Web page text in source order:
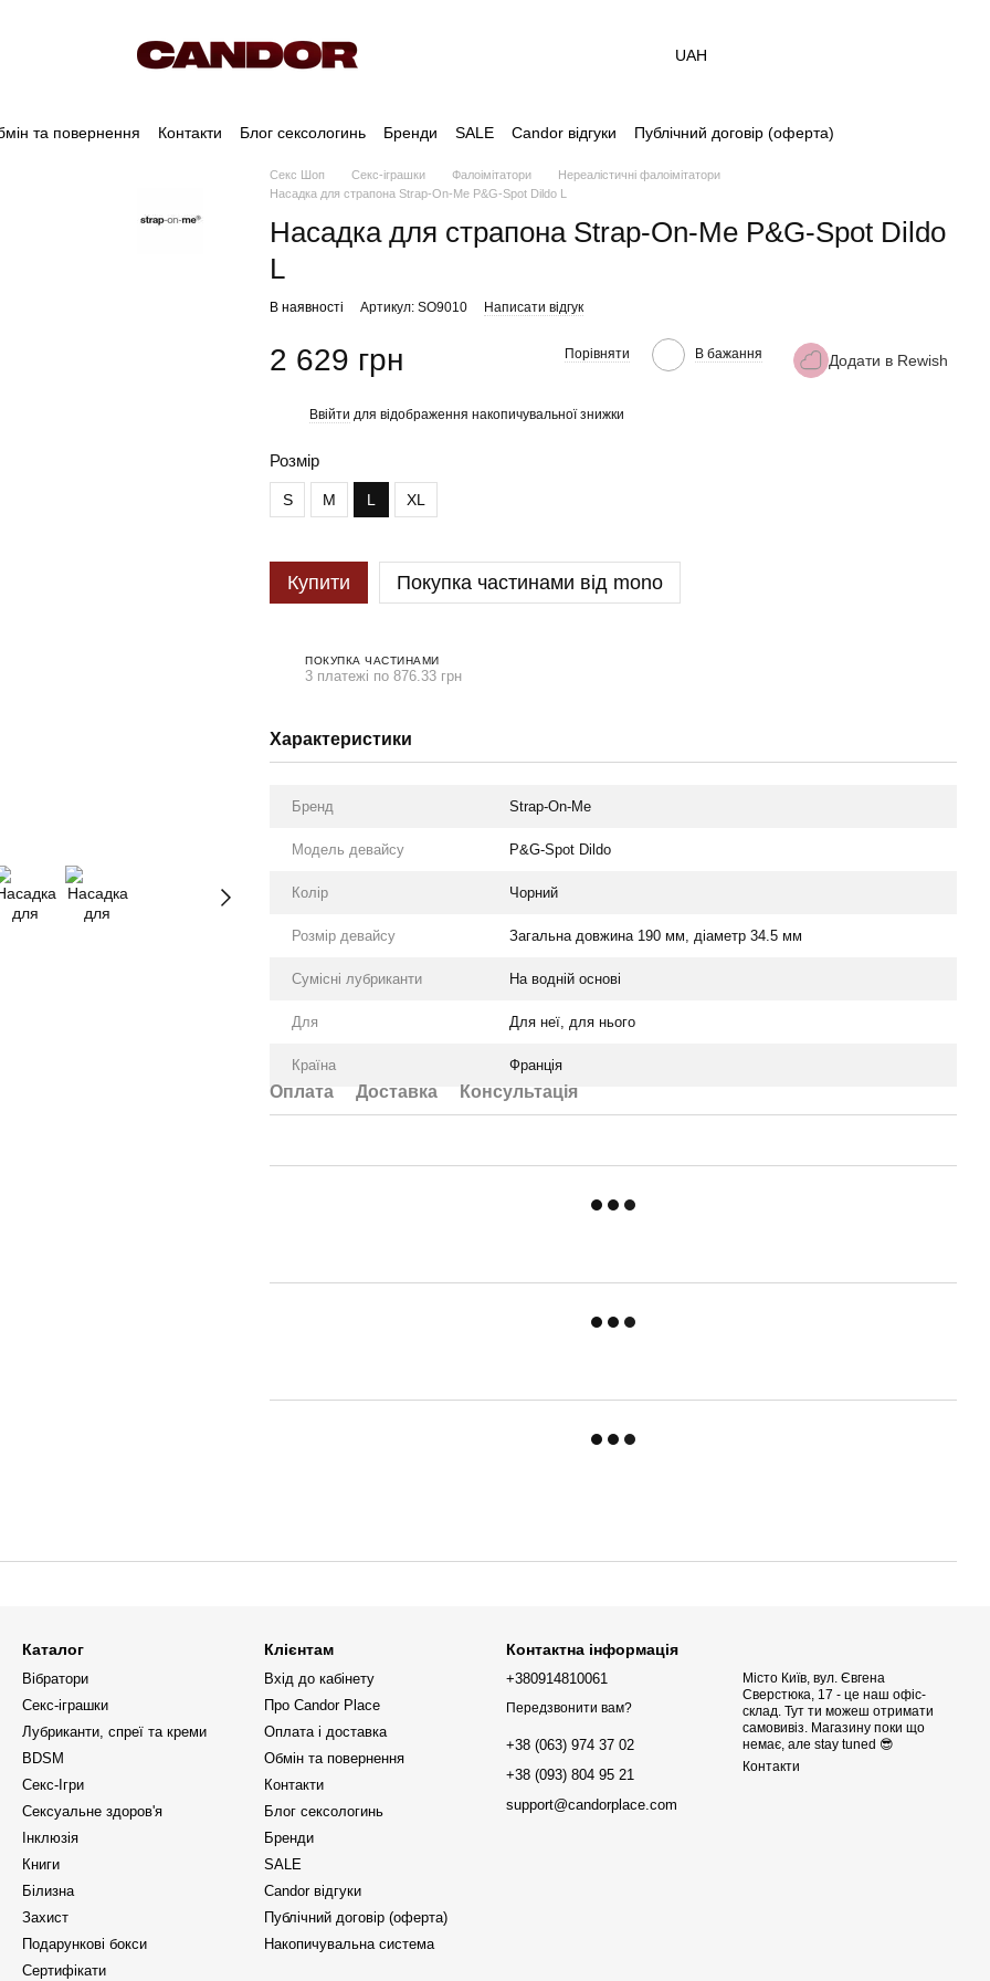
UAH
та повернення Контакти Блог сексологинь Бренди SALE Candor відгуки Публічний договір (оферта)
Секс Шоп Секс-іграшки Фалоімітатори
Нереалістичні фалоімітатори
Насадка для страпона Strap-On-Me P&G-Spot Dildo L
Насадка для страпона Strap-On-Me P&G-Spot Dildo
L
В наявності Артикул: SO9010 Написати відгук
2 629 грн Порівняти В бажання Додати в Rewish
Ввійти для відображення накопичувальної знижки
Розмір
S M L XL
Купити Покупка частинами від mono
ПОКУПКА ЧАСТИНАМИ
3 платежі по 876.33 грн
Характеристики
Бренд Strap-On-Me
Модель девайсу P&G-Spot Dildo
Колір Чорний
Розмір девайсу Загальна довжина 190 мм, діаметр 34.5 мм
Сумісні лубриканти На водній основі
Для Для неї, для нього
Країна Франція
Оплата Доставка Консультація
Каталог
Вібратори
Секс-іграшки
Лубриканти, спреї та креми
BDSM
Секс-Ігри
Сексуальне здоров'я
Інклюзія
Книги
Білизна
Захист
Подарункові бокси
Сертифікати
Клієнтам
Вхід до кабінету
Про Candor Place
Оплата і доставка
Обмін та повернення
Контакти
Блог сексологинь
Бренди
SALE
Candor відгуки
Публічний договір (оферта)
Накопичувальна система
Контактна інформація
+380914810061
Передзвонити вам?
+38 (063) 974 37 02
+38 (093) 804 95 21
support@candorplace.com
Місто Київ, вул. Євгена
Сверстюка, 17 - це наш офіс-
склад. Тут ти можеш отримати
самовивіз. Магазину поки що
немає, але stay tuned 😎
Контакти